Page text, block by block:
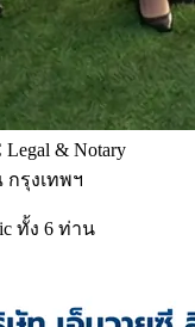
& Notary
กรุงเทพฯ
ทั้ง 6 ท่าน